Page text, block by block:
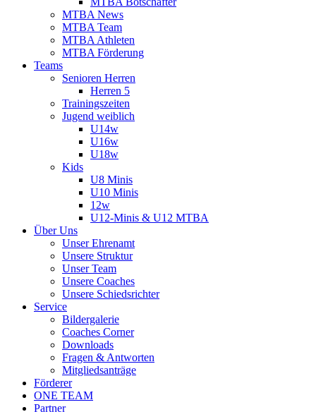
MTBA News
MTBA Team
MTBA Athleten
MTBA Förderung
Teams
Senioren Herren
Herren 5
Trainingszeiten
Jugend weiblich
U14w
U16w
U18w
Kids
U8 Minis
U10 Minis
12w
U12-Minis & U12 MTBA
Über Uns
Unser Ehrenamt
Unsere Struktur
Unser Team
Unsere Coaches
Unsere Schiedsrichter
Service
Bildergalerie
Coaches Corner
Downloads
Fragen & Antworten
Mitgliedsanträge
Förderer
ONE TEAM
Partner